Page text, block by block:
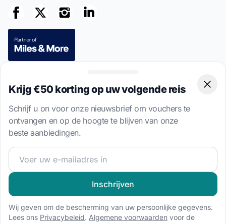
Serviceapply.
4.7 · 8,533 geverifieerde klantbeoordelingen
Taal
EN EN-US DE IT ES FR PL
Krijg €50 korting op uw volgende reis
Schrijf u on voor onze nieuwsbrief om vouchers te
ontvangen en op de hoogte te blijven van onze
beste aanbiedingen.
Word lid van onze zeilgemeenschap en ontvang
Inschrijven
Wij geven om de bescherming van uw persoonlijke gegevens.
Lees ons Privacybeleid. Algemene voorwaarden voor de